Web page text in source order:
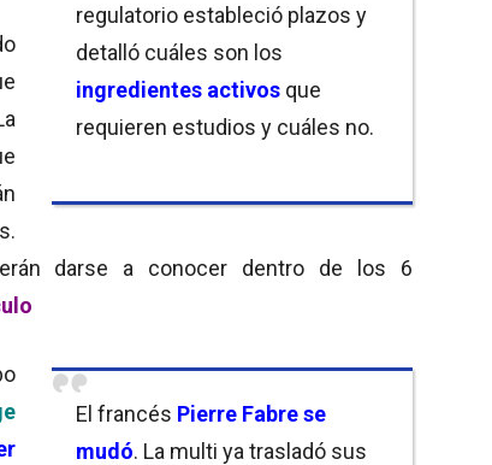
regulatorio estableció plazos y
detalló cuáles son los
ingredientes activos que
requieren estudios y cuáles no.
darse a conocer dentro de los 6
El francés Pierre Fabrese
mudó. La multi ya trasladó sus